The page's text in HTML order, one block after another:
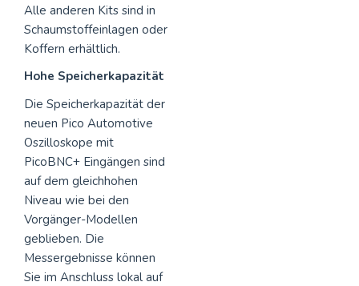
Alle anderen Kits sind in
Schaumstoffeinlagen oder
Koffern erhältlich.
Hohe Speicherkapazität
Die Speicherkapazität der
neuen Pico Automotive
Oszilloskope mit
PicoBNC+ Eingängen sind
auf dem gleichhohen
Niveau wie bei den
Vorgänger-Modellen
geblieben. Die
Messergebnisse können
Sie im Anschluss lokal auf